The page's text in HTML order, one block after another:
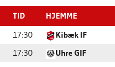
TID HJEMME
17:30 Kibæk IF
17:30 Uhre GIF